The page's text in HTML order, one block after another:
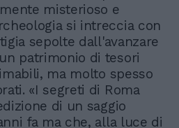
misterioso e
si intreccia con
sepolte dall'avanzare
patrimonio di tesori
ma molto spesso
«I segreti di Roma
di un saggio
fa ma che, alla luce di